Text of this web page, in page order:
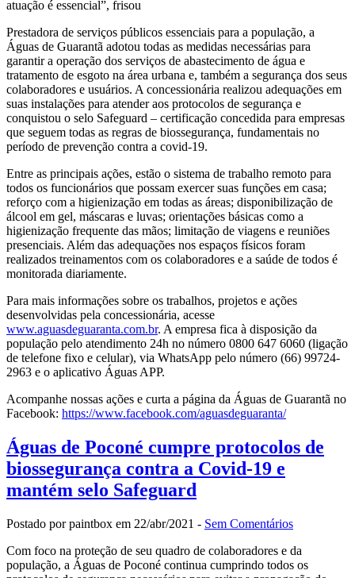
atuação é essencial”, frisou
Prestadora de serviços públicos essenciais para a população, a
Águas de Guarantã adotou todas as medidas necessárias para
garantir a operação dos serviços de abastecimento de água e
tratamento de esgoto na área urbana e, também a segurança dos seus
colaboradores e usuários. A concessionária realizou adequações em
suas instalações para atender aos protocolos de segurança e
conquistou o selo Safeguard – certificação concedida para empresas
que seguem todas as regras de biossegurança, fundamentais no
período de prevenção contra a covid-19.
Entre as principais ações, estão o sistema de trabalho remoto para
todos os funcionários que possam exercer suas funções em casa;
reforço com a higienização em todas as áreas; disponibilização de
álcool em gel, máscaras e luvas; orientações básicas como a
higienização frequente das mãos; limitação de viagens e reuniões
presenciais. Além das adequações nos espaços físicos foram
realizados treinamentos com os colaboradores e a saúde de todos é
monitorada diariamente.
Para mais informações sobre os trabalhos, projetos e ações
desenvolvidas pela concessionária, acesse
www.aguasdeguaranta.com.br. A empresa fica à disposição da
população pelo atendimento 24h no número 0800 647 6060 (ligação
de telefone fixo e celular), via WhatsApp pelo número (66) 99724-
2963 e o aplicativo Águas APP.
Acompanhe nossas ações e curta a página da Águas de Guarantã no
Facebook: https://www.facebook.com/aguasdeguaranta/
Águas de Poconé cumpre protocolos de
biossegurança contra a Covid-19 e
mantém selo Safeguard
Postado por paintbox em 22/abr/2021 - Sem Comentários
Com foco na proteção de seu quadro de colaboradores e da
população, a Águas de Poconé continua cumprindo todos os